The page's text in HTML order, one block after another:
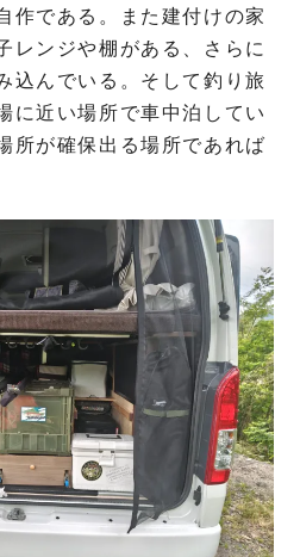
作である。また建付けの家
レンジや棚がある、さらに
込んでいる。そして釣り旅
に近い場所で車中泊してい
所が確保出る場所であれば